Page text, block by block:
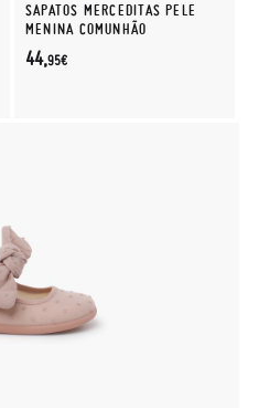
SAPATOS MERCEDITAS PELE
MENINA COMUNHÃO
44,95€